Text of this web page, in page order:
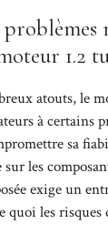
1.2
atouts, le
à certains
sa
sur les
exige un
quoi les risques